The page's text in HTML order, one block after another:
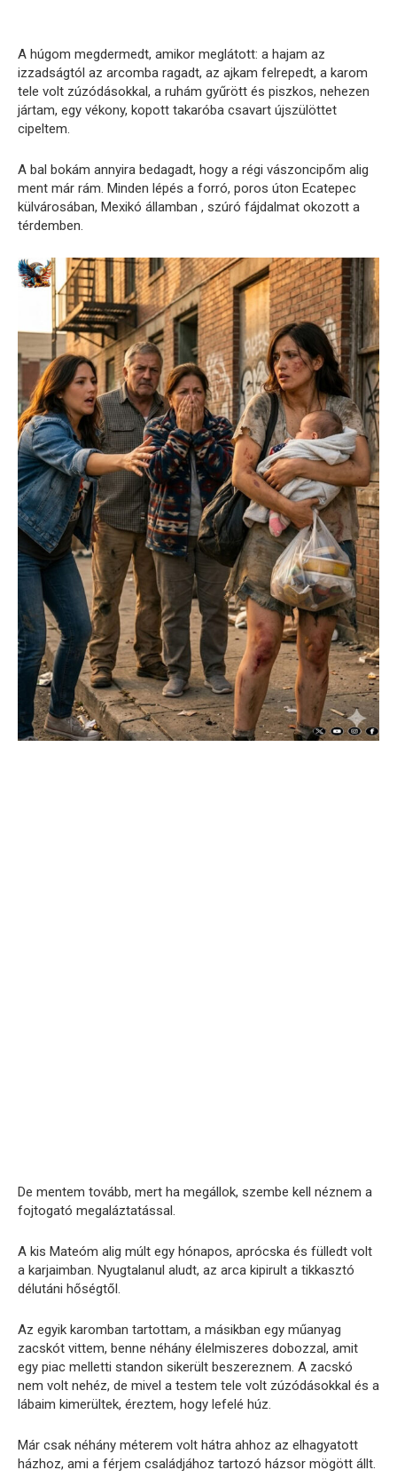
A húgom megdermedt, amikor meglátott: a hajam az
izzadságtól az arcomba ragadt, az ajkam felrepedt, a karom
tele volt zúzódásokkal, a ruhám gyűrött és piszkos, nehezen
jártam, egy vékony, kopott takaróba csavart újszülöttet
cipeltem.
A bal bokám annyira bedagadt, hogy a régi vászoncipőm alig
ment már rám. Minden lépés a forró, poros úton Ecatepec
külvárosában, Mexikó államban , szúró fájdalmat okozott a
térdemben.
De mentem tovább, mert ha megállok, szembe kell néznem a
fojtogató megaláztatással.
A kis Mateóm alig múlt egy hónapos, aprócska és fülledt volt
a karjaimban. Nyugtalanul aludt, az arca kipirult a tikkasztó
délutáni hőségtől.
Az egyik karomban tartottam, a másikban egy műanyag
zacskót vittem, benne néhány élelmiszeres dobozzal, amit
egy piac melletti standon sikerült beszereznem. A zacskó
nem volt nehéz, de mivel a testem tele volt zúzódásokkal és a
lábaim kimerültek, éreztem, hogy lefelé húz.
Már csak néhány méterem volt hátra ahhoz az elhagyatott
házhoz, ami a férjem családjához tartozó házsor mögött állt.